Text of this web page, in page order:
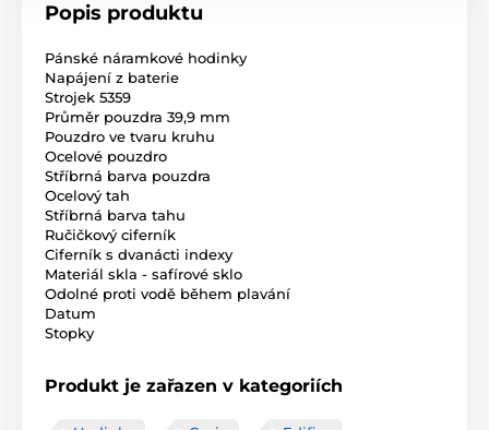
Popis produktu
Pánské náramkové hodinky
Napájení z baterie
Strojek 5359
Průměr pouzdra 39,9 mm
Pouzdro ve tvaru kruhu
Ocelové pouzdro
Stříbrná barva pouzdra
Ocelový tah
Stříbrná barva tahu
Ručičkový ciferník
Ciferník s dvanácti indexy
Materiál skla - safírové sklo
Odolné proti vodě během plavání
Datum
Stopky
Produkt je zařazen v kategoriích